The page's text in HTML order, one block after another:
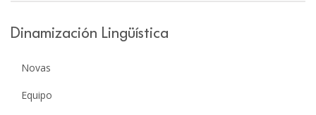
Dinamización Lingüística
Novas
Equipo